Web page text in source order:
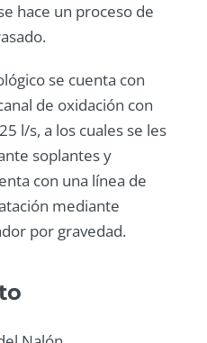
hace un proceso de
se cuenta con
de oxidación con
l/s, a los cuales se les
soplantes y
con una línea de
mediante
por gravedad.